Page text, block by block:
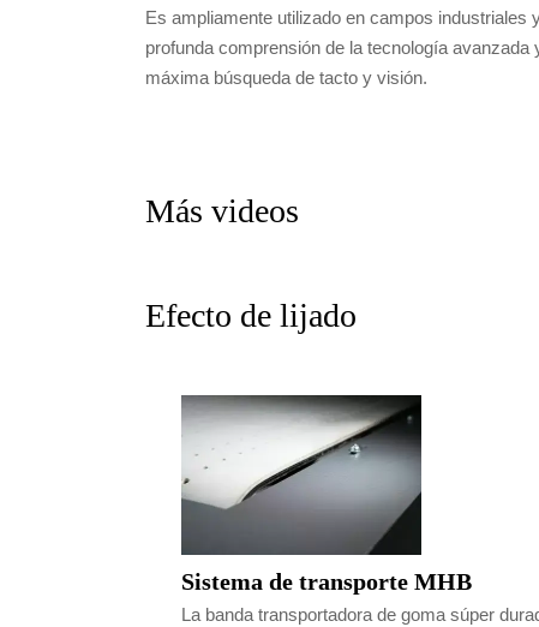
Es ampliamente utilizado en campos
profunda comprensión de la tecnología
máxima búsqueda de tacto y visión.
Más videos
Efecto de lijado
Sistema de transporte MHB
La banda transportadora de goma súper